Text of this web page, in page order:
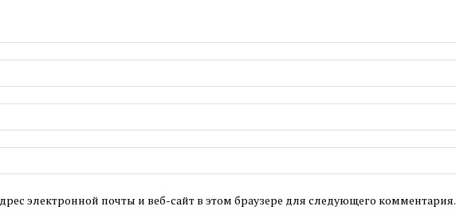
электронной почты и веб-сайт в этом браузере для следующего комментария.